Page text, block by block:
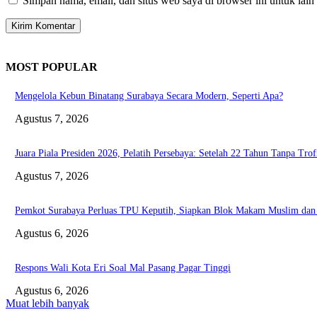
MOST POPULAR
Mengelola Kebun Binatang Surabaya Secara Modern, Seperti Apa?
Agustus 7, 2026
Juara Piala Presiden 2026, Pelatih Persebaya: Setelah 22 Tahun Tanpa
Agustus 7, 2026
Pemkot Surabaya Perluas TPU Keputih, Siapkan Blok Makam Muslim
Agustus 6, 2026
Respons Wali Kota Eri Soal Mal Pasang Pagar Tinggi
Agustus 6, 2026
Muat lebih banyak